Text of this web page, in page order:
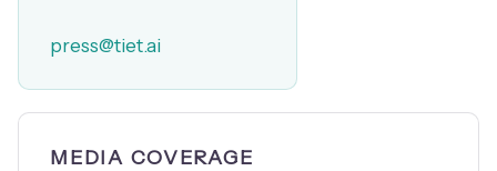
press@tiet.ai
MEDIA COVERAGE